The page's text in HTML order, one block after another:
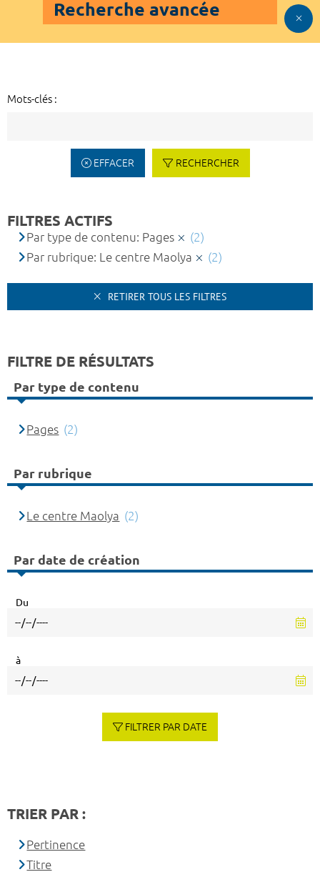
Recherche avancée
Mots-clés :
EFFACER RECHERCHER
FILTRES ACTIFS
Par type de contenu: Pages
(2)
Par rubrique: Le centre Maolya
(2)
RETIRER TOUS LES FILTRES
FILTRE DE RÉSULTATS
Par type de contenu
Pages (2)
Par rubrique
Le centre Maolya (2)
Par date de création
Du
à
FILTRER PAR DATE
TRIER PAR :
Pertinence
Titre